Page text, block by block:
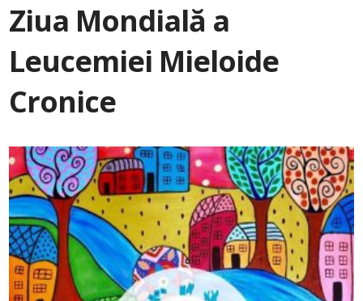
Ziua Mondială a
Leucemiei Mieloide
Cronice